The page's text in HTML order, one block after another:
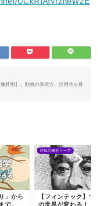
技術】。動画の表現力、活用法を身
」から
で。
注目の研究テーマ
【フィンテック】で
の世界が変わる！